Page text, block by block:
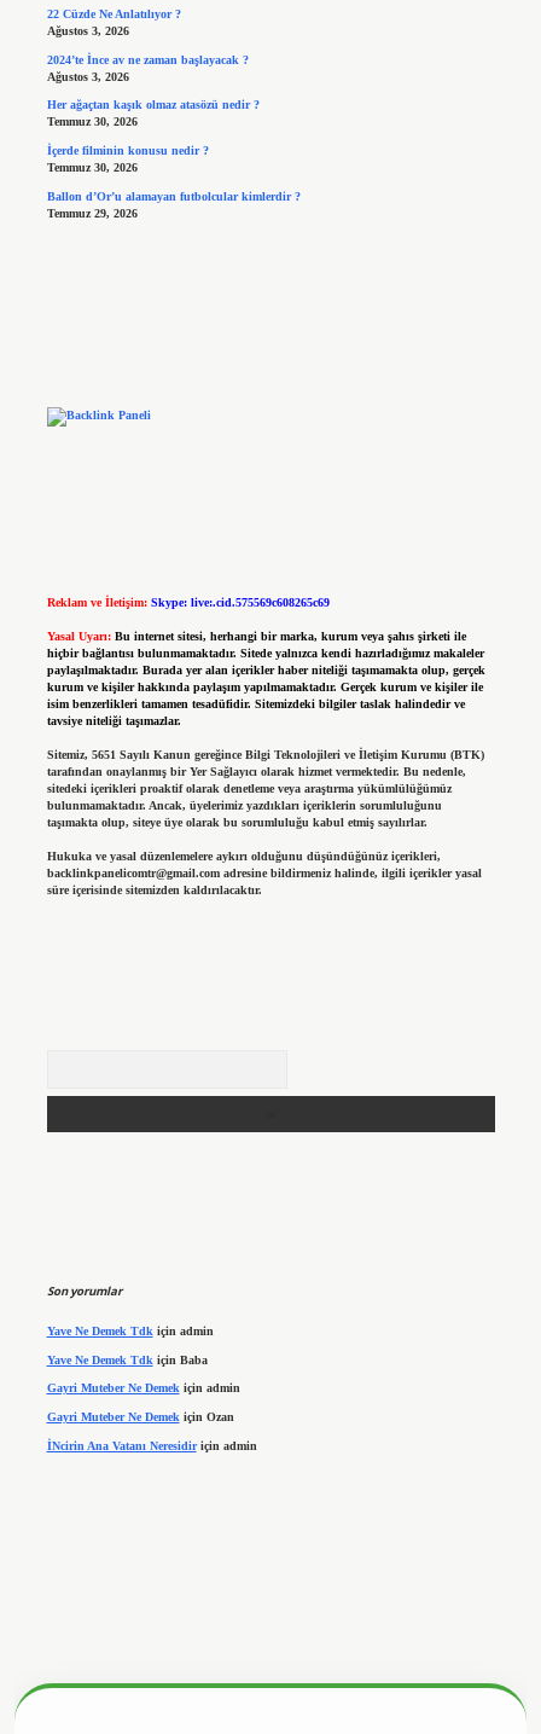
22 Cüzde Ne Anlatılıyor ?
Ağustos 3, 2026
2024’te İnce av ne zaman başlayacak ?
Ağustos 3, 2026
Her ağaçtan kaşık olmaz atasözü nedir ?
Temmuz 30, 2026
İçerde filminin konusu nedir ?
Temmuz 30, 2026
Ballon d’Or’u alamayan futbolcular kimlerdir ?
Temmuz 29, 2026
Reklam ve İletişim: Skype: live:.cid.575569c608265c69
Yasal Uyarı: Bu internet sitesi, herhangi bir marka, kurum veya şahıs şirketi ile
hiçbir bağlantısı bulunmamaktadır. Sitede yalnızca kendi hazırladığımız makaleler
paylaşılmaktadır. Burada yer alan içerikler haber niteliği taşımamakta olup, gerçek
kurum ve kişiler hakkında paylaşım yapılmamaktadır. Gerçek kurum ve kişiler ile
isim benzerlikleri tamamen tesadüfidir. Sitemizdeki bilgiler taslak halindedir ve
tavsiye niteliği taşımazlar.
Sitemiz, 5651 Sayılı Kanun gereğince Bilgi Teknolojileri ve İletişim Kurumu (BTK)
tarafından onaylanmış bir Yer Sağlayıcı olarak hizmet vermektedir. Bu nedenle,
sitedeki içerikleri proaktif olarak denetleme veya araştırma yükümlülüğümüz
bulunmamaktadır. Ancak, üyelerimiz yazdıkları içeriklerin sorumluluğunu
taşımakta olup, siteye üye olarak bu sorumluluğu kabul etmiş sayılırlar.
Hukuka ve yasal düzenlemelere aykırı olduğunu düşündüğünüz içerikleri,
backlinkpanelicomtr@gmail.comadresine bildirmeniz halinde, ilgili içerikler yasal
süre içerisinde sitemizden kaldırılacaktır.
Son yorumlar
Yave Ne Demek Tdk için admin
Yave Ne Demek Tdk için Baba
Gayri Muteber Ne Demekiçin admin
Gayri Muteber Ne Demek için Ozan
İNcirin Ana Vatanı Neresidiriçin admin